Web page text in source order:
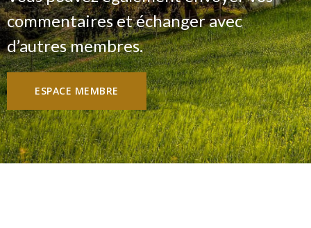
commentaires et échanger avec
d’autres membres.
ESPACE MEMBRE